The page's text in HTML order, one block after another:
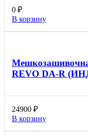
0 ₽
В корзину
REVO DA-R
24900 ₽
В корзину